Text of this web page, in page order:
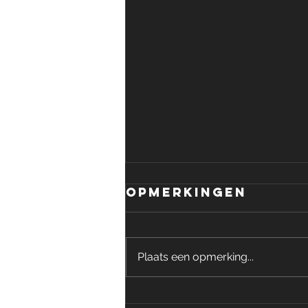
Batavierenrace
Opmerkingen
Plaats een opmerking...